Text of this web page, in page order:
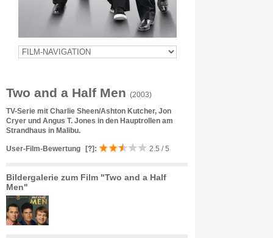
Two and a Half Men (2003)
TV-Serie mit Charlie Sheen/Ashton Kutcher, Jon
Cryer und Angus T. Jones in den Hauptrollen am
Strandhaus in Malibu.
User-Film-Bewertung [?] : 2.5 / 5
Bildergalerie zum Film "Two and a Half
Men"